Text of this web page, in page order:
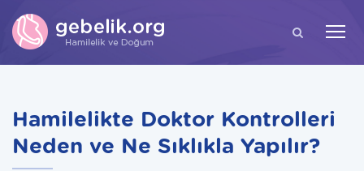
ARA
Hamilelikte Doktor Kontrolleri
Neden ve Ne Sıklıkla Yapılır?